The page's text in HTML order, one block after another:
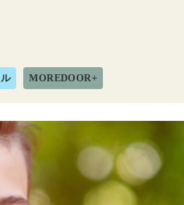
MOREDOOR+